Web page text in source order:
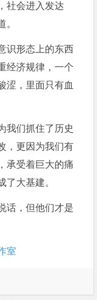
社会进入发达
。
识形态上的东西
经济规律，一个
涩，里面只有血
我们抓住了历史
，更因为我们有
承受着巨大的痛
了大基建。
话，但他们才是
室